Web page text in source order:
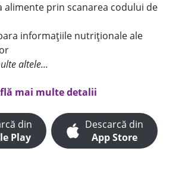
alimente prin scanarea codului de
informațiile nutriționale ale
altele...
mai multe detalii
din
Play
Descarcă din
App Store